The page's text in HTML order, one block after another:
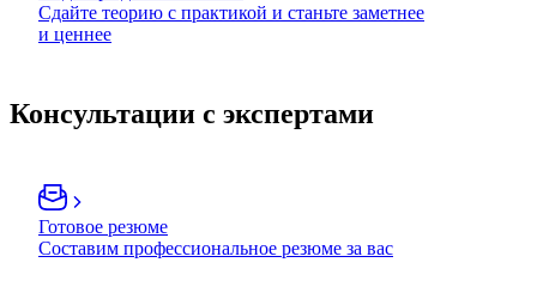
Сдайте теорию с практикой и станьте заметнее
и ценнее
Консультации с экспертами
Готовое резюме
Составим профессиональное резюме за вас